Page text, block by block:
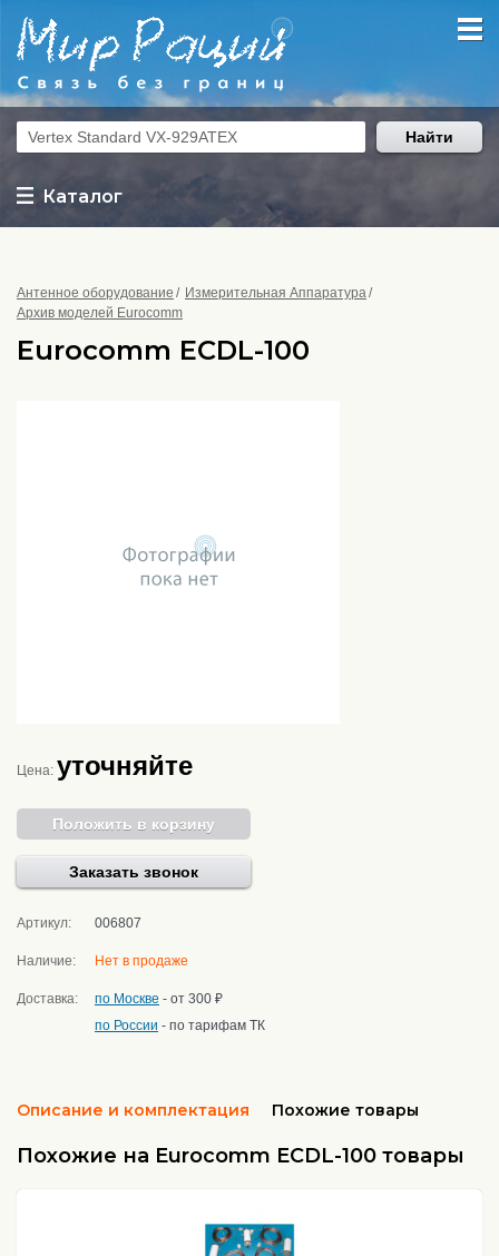
Каталог
Найти
Антенное оборудование
Измерительная Аппаратура
Архив моделей Eurocomm
Eurocomm ECDL-100
Цена: уточняйте
Положить в корзину
Заказать звонок
Артикул: 006807
Наличие: Нет в продаже
Доставка: по Москве - от 300 ₽
по России - по тарифам ТК
Описание и комплектация Похожие товары
Похожие на Eurocomm ECDL-100 товары